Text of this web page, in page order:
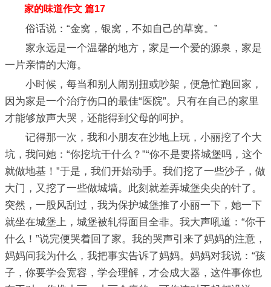
家的味道作文 篇17
俗话说：“金窝，银窝，不如自己的草窝。”
家永远是一个温馨的地方，家是一个爱的源泉，家是
一片亲情的大海。
小时候，每当和别人闹别扭或吵架，便急忙跑回家，
因为家是一个治疗伤口的最佳“医院”。只有在自己的家里
才能够放声大哭，还能得到父母的呵护。
记得那一次，我和小朋友在沙地上玩，小丽挖了个大
坑，我问她：“你挖坑干什么？”“你不是要搭城堡吗，这个
就做地基！”于是，我们开始动手。我们挖了一些沙子，做
大门，又挖了一些做城墙。此刻就差弄城堡尖尖的针了。
突然，一股风刮过，我为保护城堡推了小丽一下，她一下
就坐在城堡上，城堡被轧得面目全非。我大声吼道：“你干
什么！”说完便哭着回了家。我的哭声引来了妈妈的注意，
妈妈问我为什么，我把事实告诉了妈妈。妈妈对我说：“孩
子，你要学会宽容，学会理解，才会成大器，这件事你也